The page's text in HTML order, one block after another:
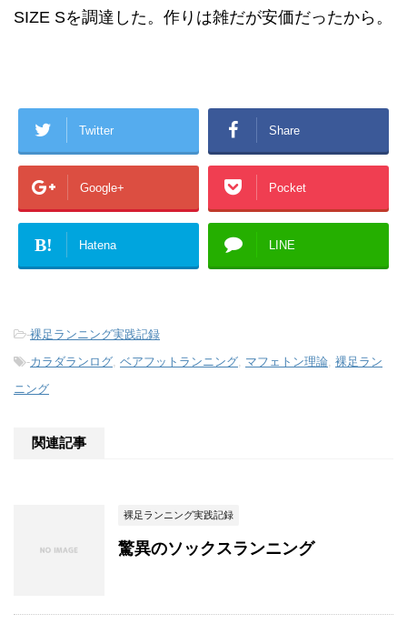
SIZE Sを調達した。作りは雑だが安価だったから。
Twitter Share
Google+ Pocket
B! Hatena LINE
-裸足ランニング実践記録
-カラダランログ, ベアフットランニング, マフェトン理論, 裸足ラン
ニング
関連記事
裸足ランニング実践記録
驚異のソックスランニング